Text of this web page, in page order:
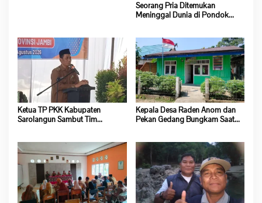
Seorang Pria Ditemukan
Meninggal Dunia di Pondok
Ketua TP PKK Kabupaten
Sarolangun Sambut Tim
Jambi Di Desa Guruh Baru
Kepala Desa Raden Anom dan
Pekan Gedang Bungkam Saat